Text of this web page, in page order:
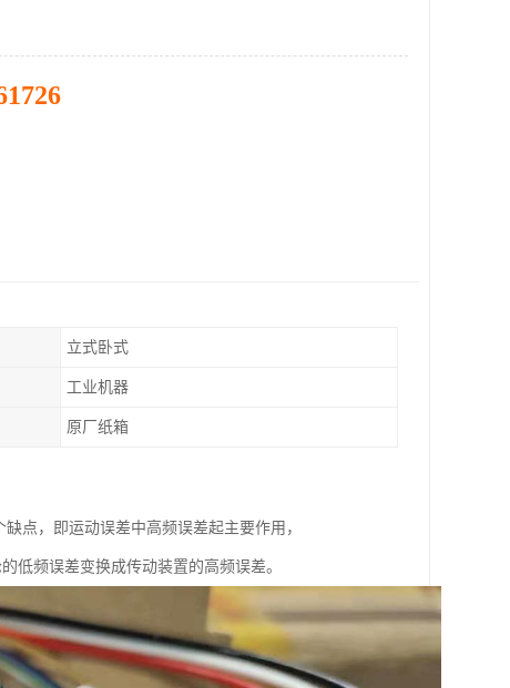
立式卧式
工业机器
原厂纸箱
点，即运动误差中高频误差起主要作用，
低频误差变换成传动装置的高频误差。